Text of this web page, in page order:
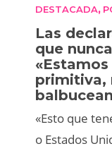
DESTACADA,
Las
que
primitiva,
«Esto que
o Estados